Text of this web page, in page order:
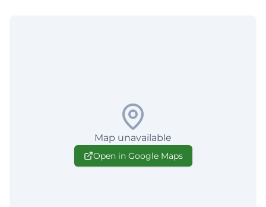
Map unavailable
Open in Google Maps